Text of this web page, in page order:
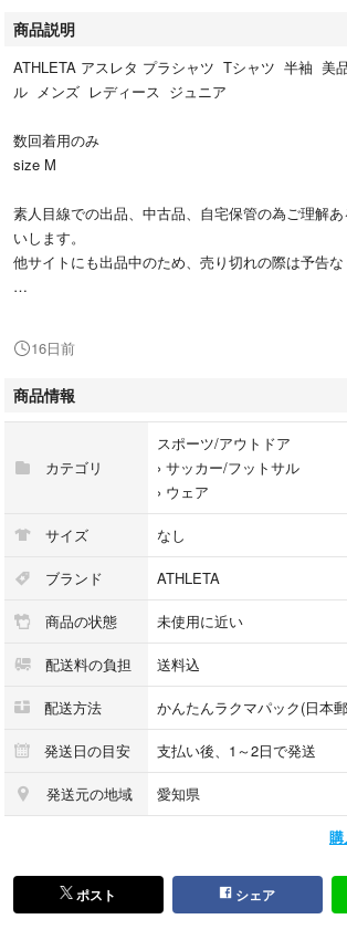
商品説明
ATHLETA アスレタ プラシャツ Tシャツ 半袖 美
ル メンズ レディース ジュニア
数回着用のみ
size M
素人目線での出品、中古品、自宅保管の為ご理解
いします。
他サイトにも出品中のため、売り切れの際は予告な
#NIKE
#adidas
#PUMA
#ATHLETA
#Tシャツ
#半袖
16日前
商品情報
カテゴリ
スポーツ/アウトドア
› サッカー/フットサル
› ウェア
サイズ なし
ブランド ATHLETA
商品の状態 未使用に近い
配送料の負担 送料込
配送方法 かんたんラクマパック(日本
発送日の目安 支払い後、1～2日で発送
発送元の地域 愛知県
ポスト シェア